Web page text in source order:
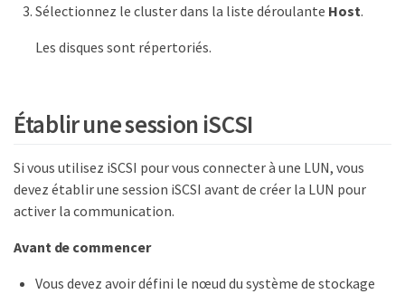
Sélectionnez le cluster dans la liste déroulante Host.
Les disques sont répertoriés.
Établir une session iSCSI
Si vous utilisez iSCSI pour vous connecter à une LUN, vous
devez établir une session iSCSI avant de créer la LUN pour
activer la communication.
Avant de commencer
Vous devez avoir défini le nœud du système de stockage